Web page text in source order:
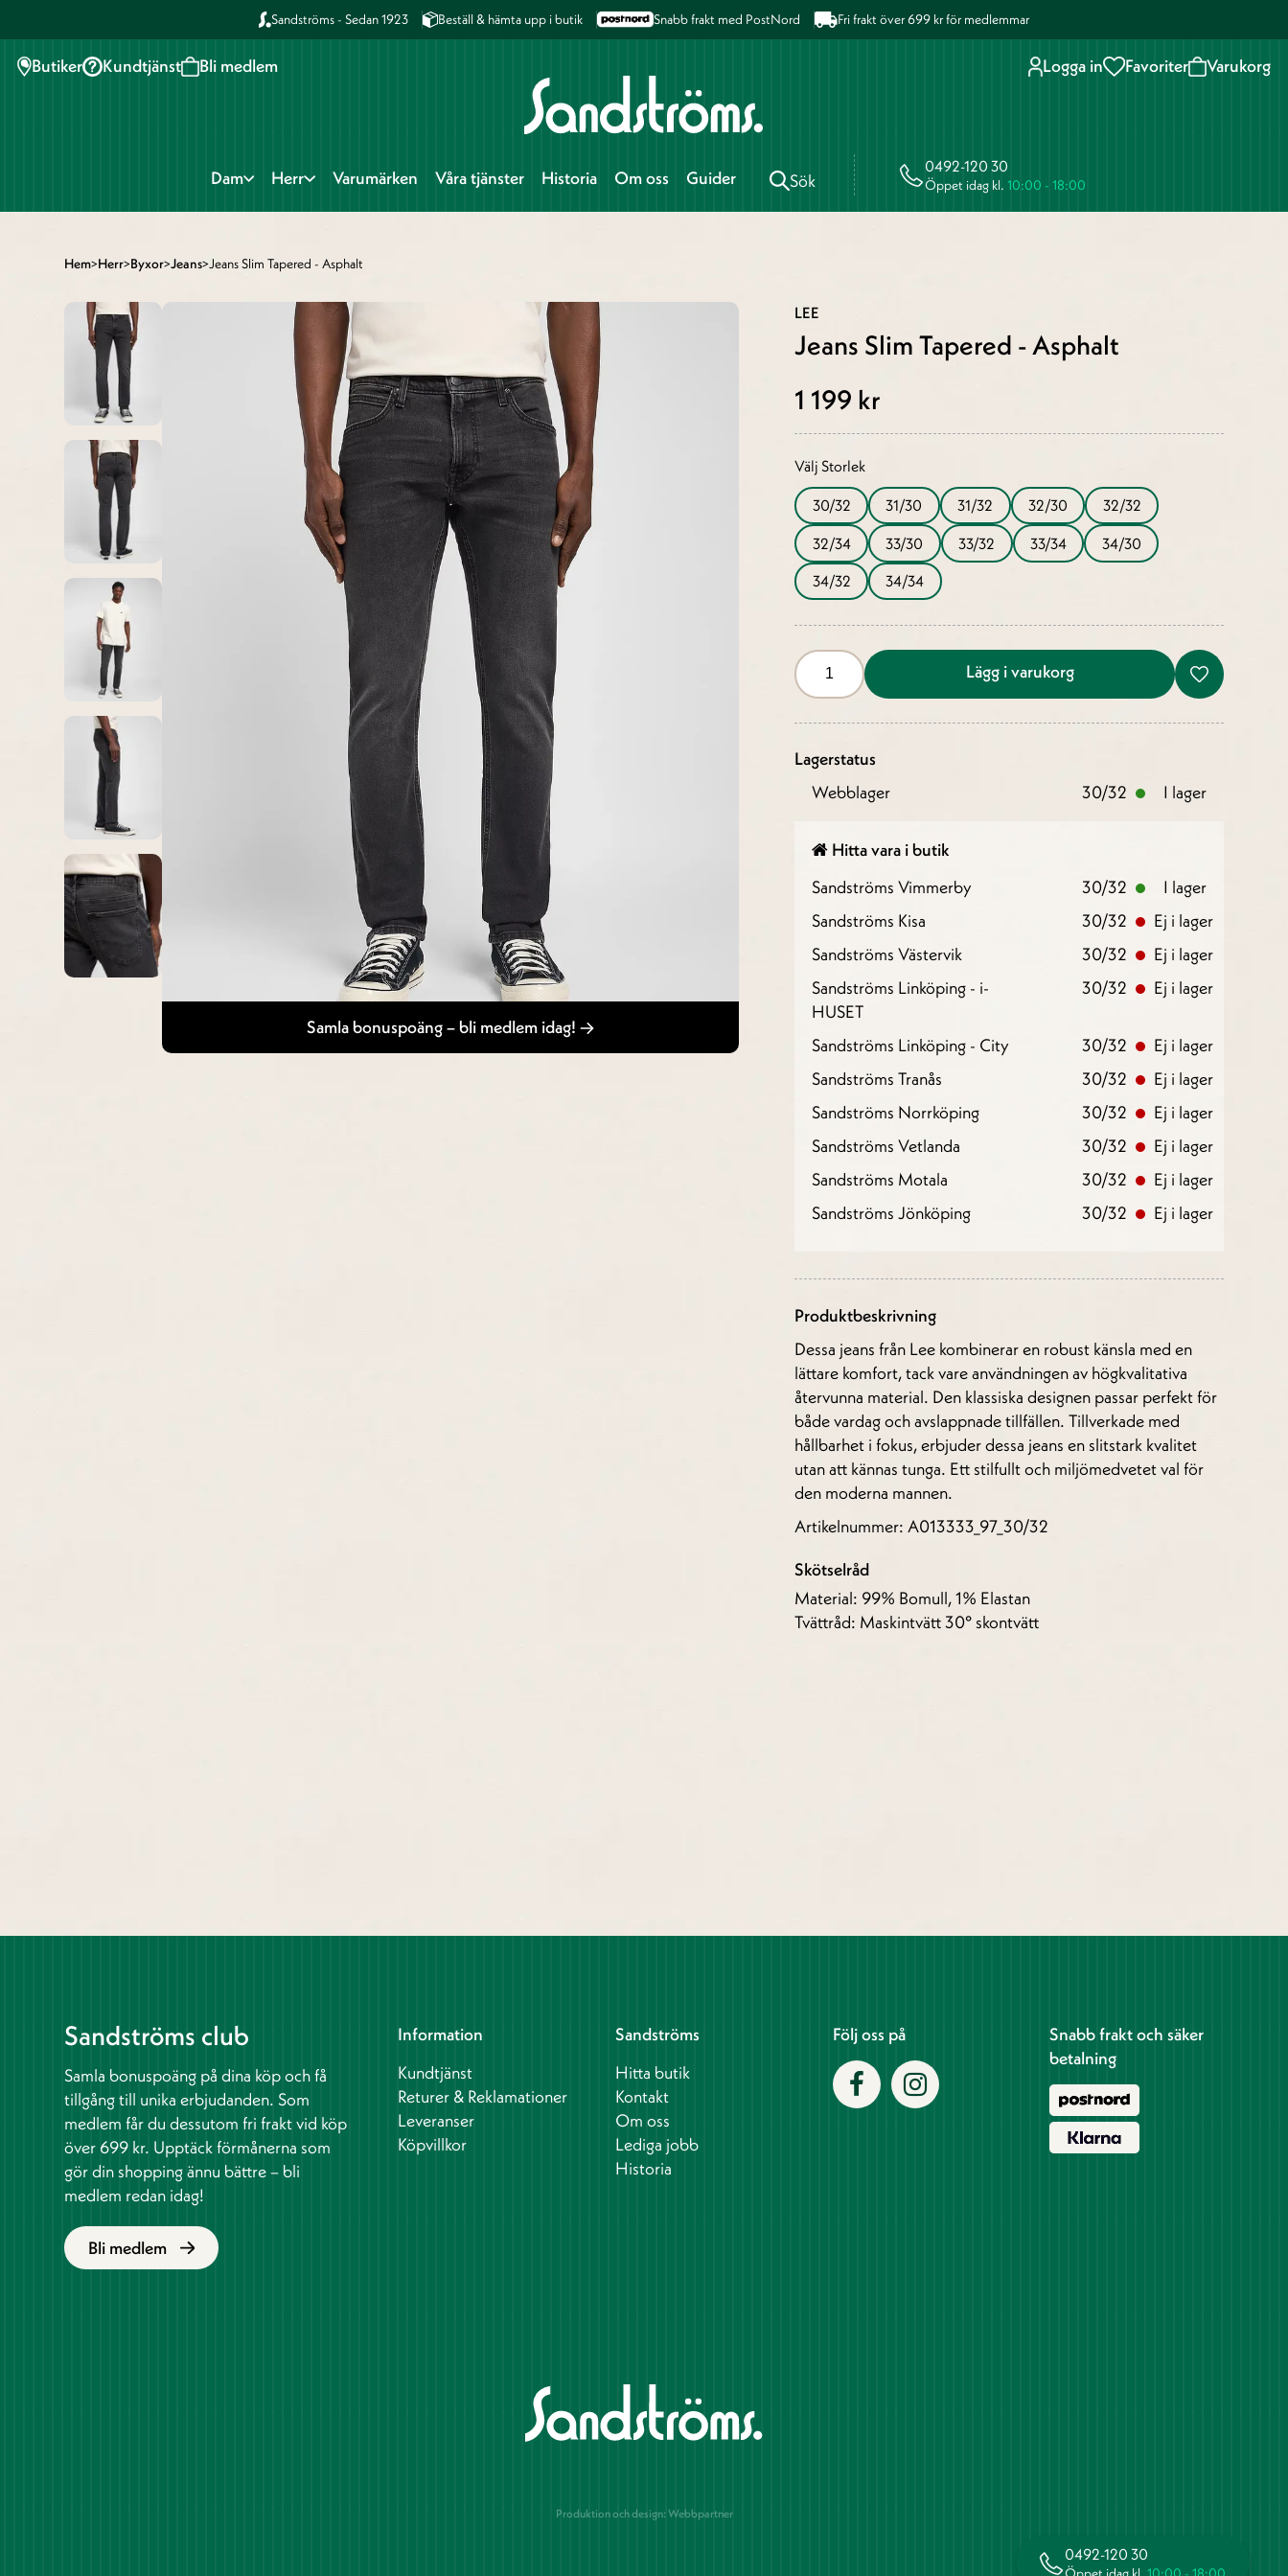
Sandströms - Sedan 1923 Beställ & hämta upp i butik Snabb frakt med PostNord Fri frakt över 699 kr för medlemmar
Butiker Kundtjänst Bli medlem Logga in Favoriter Varukorg
Dam Herr Varumärken Våra tjänster Historia Om oss Guider Sök
0492-120 30
Öppet idag kl.10:00 - 18:00
Hem>Herr>Byxor>Jeans>Jeans Slim Tapered - Asphalt
Samla bonuspoäng – bli medlem idag!
LEE
Jeans Slim Tapered - Asphalt
1 199 kr
Välj Storlek
30/32 31/30 31/32 32/30
32/32
32/34
33/30 33/32 33/34
34/30
34/32
34/34
Lägg i varukorg
Lagerstatus
Webblager
30/32 I lager
Hitta vara i butik
Sandströms Vimmerby
30/32
I lager
Sandströms Kisa
30/32
Ej i lager
Sandströms Västervik
30/32
Ej i lager
Sandströms Linköping - i-
HUSET
30/32 Ej i lager
Sandströms Linköping - City 30/32
Ej i lager
Sandströms Tranås
30/32
Ej i lager
Sandströms Norrköping
30/32
Ej i lager
Sandströms Vetlanda
30/32
Ej i lager
Sandströms Motala
30/32
Ej i lager
Sandströms Jönköping
30/32 Ej i lager
Produktbeskrivning
Dessa jeans från Lee kombinerar en robust känsla med en
lättare komfort, tack vare användningen av högkvalitativa
återvunna material. Den klassiska designen passar perfekt för
både vardag och avslappnade tillfällen. Tillverkade med
hållbarhet i fokus, erbjuder dessa jeans en slitstark kvalitet
utan att kännas tunga. Ett stilfullt och miljömedvetet val för
den moderna mannen.
Artikelnummer: A013333_97_30/32
Skötselråd
Material: 99% Bomull, 1% Elastan
Tvättråd: Maskintvätt 30° skontvätt
Sandströms club
Samla bonuspoäng på dina köp och få
tillgång till unika erbjudanden. Som
medlem får du dessutom fri frakt vid köp
över 699 kr. Upptäck förmånerna som
gör din shopping ännu bättre – bli
medlem redan idag!
Bli medlem
Information
Kundtjänst
Returer & Reklamationer
Leveranser
Köpvillkor
Sandströms
Hitta butik
Kontakt
Om oss
Lediga jobb
Historia
Följ oss på
Snabb frakt och säker
betalning
Produktion och design: Webbpartner
0492-120 30